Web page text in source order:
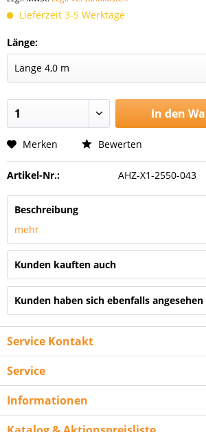
Lieferzeit 3-5 Werktage
Länge:
In den
Merken Bewerten
Artikel-Nr.: AHZ-X1-2550-043
Beschreibung
mehr
Kunden kauften auch
Kunden haben sich ebenfalls angesehen
Service Kontakt
Service
Informationen